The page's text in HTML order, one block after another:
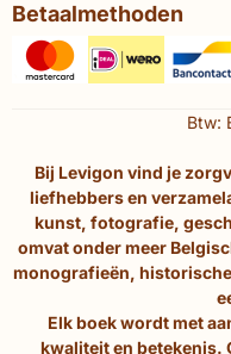
Betaalmethoden
Btw:
Bij Levigon vind je
liefhebbers en
kunst, fotografie,
omvat onder meer
monografieën,
Elk boek wordt met
kwaliteit en betekenis.